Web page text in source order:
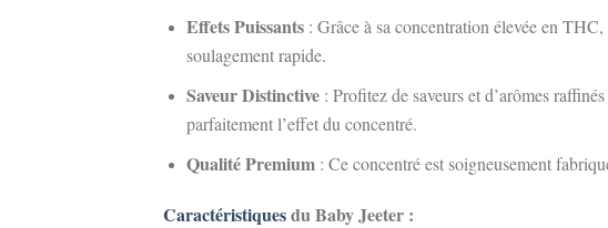
Effets Puissants: Grâce à sa concentration élevée en
soulagement rapide.
Saveur Distinctive: Profitez de saveurs et d’arômes
parfaitement l’effet du concentré.
Qualité Premium: Ce concentré est soigneusement
Caractéristiquesdu Baby Jeeter :